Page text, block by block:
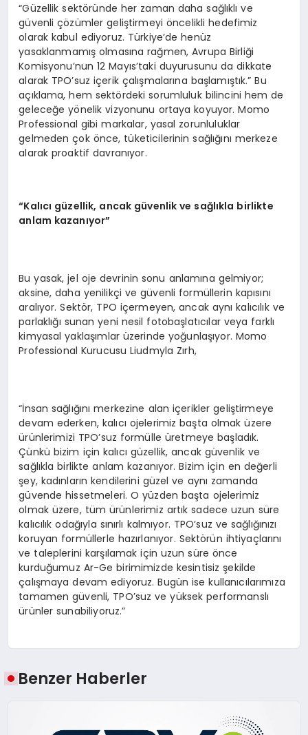
“Güzellik sektöründe her zaman daha sağlıklı ve
güvenli çözümler geliştirmeyi öncelikli hedefimiz
olarak kabul ediyoruz. Türkiye’de henüz
yasaklanmamış olmasına rağmen, Avrupa Birliği
Komisyonu’nun 12 Mayıs’taki duyurusunu da dikkate
alarak TPO’suz içerik çalışmalarına başlamıştık.” Bu
açıklama, hem sektördeki sorumluluk bilincini hem de
geleceğe yönelik vizyonunu ortaya koyuyor. Momo
Professional gibi markalar, yasal zorunluluklar
gelmeden çok önce, tüketicilerinin sağlığını merkeze
alarak proaktif davranıyor.
“Kalıcı güzellik, ancak güvenlik ve sağlıkla birlikte
anlam kazanıyor”
Bu yasak, jel oje devrinin sonu anlamına gelmiyor;
aksine, daha yenilikçi ve güvenli formüllerin kapısını
aralıyor. Sektör, TPO içermeyen, ancak aynı kalıcılık ve
parlaklığı sunan yeni nesil fotobaşlatıcılar veya farklı
kimyasal yaklaşımlar üzerinde yoğunlaşıyor. Momo
Professional Kurucusu Liudmyla Zırh,
“İnsan sağlığını merkezine alan içerikler geliştirmeye
devam ederken, kalıcı ojelerimiz başta olmak üzere
ürünlerimizi TPO’suz formülle üretmeye başladık.
Çünkü bizim için kalıcı güzellik, ancak güvenlik ve
sağlıkla birlikte anlam kazanıyor. Bizim için en değerli
şey, kadınların kendilerini güzel ve aynı zamanda
güvende hissetmeleri. O yüzden başta ojelerimiz
olmak üzere, tüm ürünlerimiz artık sadece uzun süre
kalıcılık odağıyla sınırlı kalmıyor. TPO’suz ve sağlığınızı
koruyan formüllerle hazırlanıyor. Sektörün ihtiyaçlarını
ve taleplerini karşılamak için uzun süre önce
kurduğumuz Ar-Ge birimimizde kesintisiz şekilde
çalışmaya devam ediyoruz. Bugün ise kullanıcılarımıza
tamamen güvenli, TPO’suz ve yüksek performanslı
ürünler sunabiliyoruz.”
Benzer Haberler